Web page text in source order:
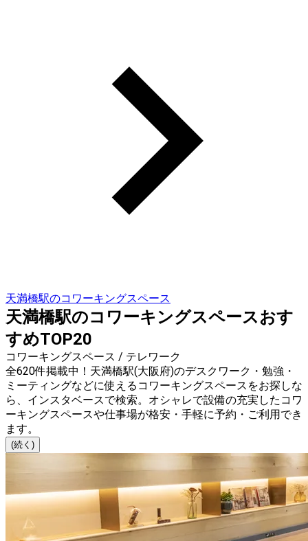
天満橋駅のコワーキングスペース
天満橋駅のコワーキングスペースおす
すめTOP20
コワーキングスペース / テレワーク
全620件掲載中！天満橋駅(大阪府)のデスクワーク・勉強・
ミーティングなどに使えるコワーキングスペースをお探しな
ら、インスタベースで検索。オシャレで設備の充実したコワ
ーキングスペースや仕事場が格安・手軽に予約・ご利用でき
ます。
(続く)